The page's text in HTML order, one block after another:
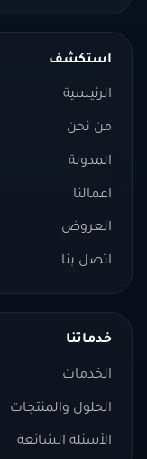
استكشف
الرئيسية
من نحن
المدونة
اعمالنا
العروض
اتصل بنا
خدماتنا
الخدمات
الحلول والمنتجات
الأسئلة الشائعة